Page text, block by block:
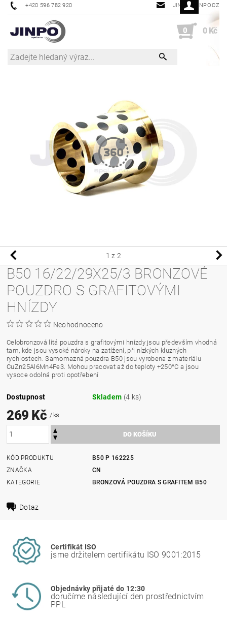
+420 596 782 920 JINPO@JINPO.CZ
0 0 Kč
1 z 2
B50 16/22/29X25/3 BRONZOVÉ
POUZDRO S GRAFITOVÝMI
HNÍZDY
Neohodnoceno
Celobronzová lítá pouzdra s grafitovými hnízdy jsou především vhodná
tam, kde jsou vysoké nároky na zatížení, při nízkých kluzných
rychlostech. Samomazná pouzdra B50 jsou vyrobena z materiálu
CuZn25Al6Mn4Fe3. Mohou pracovat až do teploty +250°C a jsou
vysoce odolná proti opotřebení
Dostupnost Skladem (4 ks)
269 Kč / ks
KÓD PRODUKTU
B50 P 162225
ZNAČKA
CN
KATEGORIE
BRONZOVÁ POUZDRA S GRAFITEM B50
Dotaz
Certifikát ISO
jsme držitelem certifikátu ISO 9001:2015
Objednávky přijaté do 12:30
doručíme následující den prostřednictvím
PPL